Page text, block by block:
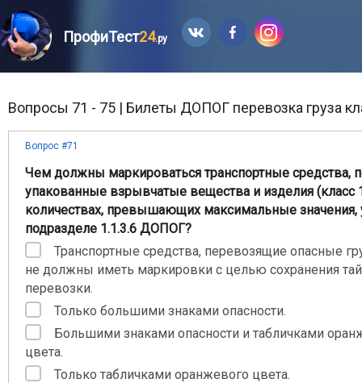
ПрофиТест24.ру
Вопросы 71 - 75 | Билеты ДОПОГ перевозка груза
Вопрос #71
Чем должны маркироваться транспортные средства,
упакованные взрывчатые вещества и изделия (класс
количествах, превышающих максимальные значения,
подразделе 1.1.3.6 ДОПОГ?
Транспортные средства, перевозящие опасные
не должны иметь маркировки с целью сохранения
перевозки.
Только большими знаками опасности.
Большими знаками опасности и табличками
цвета.
Только табличками оранжевого цвета.